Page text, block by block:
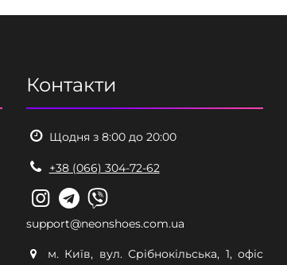
Контакти
Щодня з 8:00 до 20:00
+38 (066) 304-72-62
support@neonshoes.com.ua
м. Київ, вул. Срібнокільська, 1, офіс